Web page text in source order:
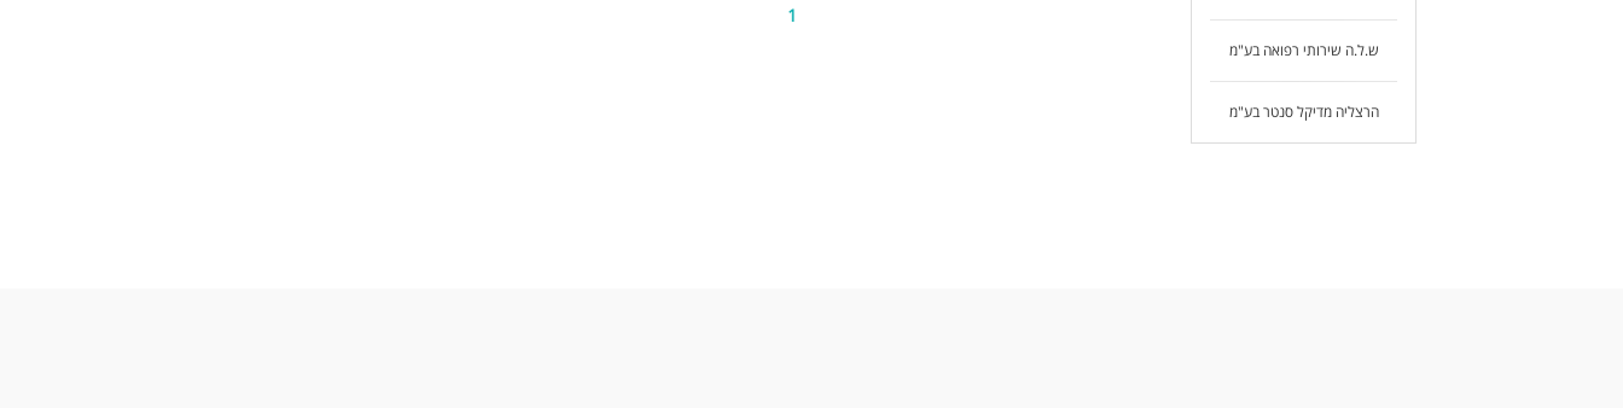
ש.ל.ה שירותי רפואה בע"מ
הרצליה מדיקל סנטר בע"מ
1